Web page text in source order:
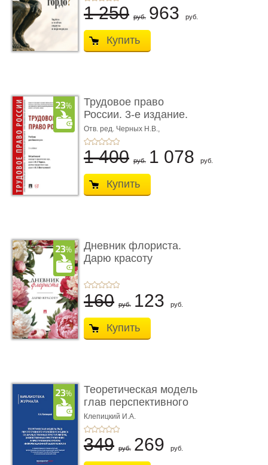
1 250 руб. 963 руб.
Купить
Трудовое право
России. 3-е издание.
Учебник для ...
Отв. ред. Черных Н.В.,
Шестерякова И.В.
1 400 руб. 1 078 руб.
Купить
Дневник флориста.
Дарю красоту
160 руб. 123 руб.
Купить
Теоретическая модель
глав перспективного
УК о ...
Клепицкий И.А.
349 руб. 269 руб.